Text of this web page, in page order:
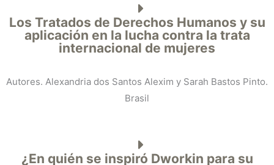
Los Tratados de Derechos Humanos y su
aplicación en la lucha contra la trata
internacional de mujeres
Autores. Alexandria dos Santos Alexim y Sarah Bastos Pinto.
Brasil
¿En quién se inspiró Dworkin para su